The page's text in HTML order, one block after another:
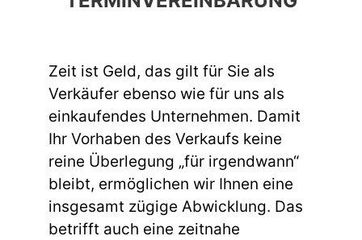
Zeit ist Geld, das gilt für Sie als
Verkäufer ebenso wie für uns als
einkaufendes Unternehmen. Damit
Ihr Vorhaben des Verkaufs keine
reine Überlegung „für irgendwann“
bleibt, ermöglichen wir Ihnen eine
insgesamt zügige Abwicklung. Das
betrifft auch eine zeitnahe